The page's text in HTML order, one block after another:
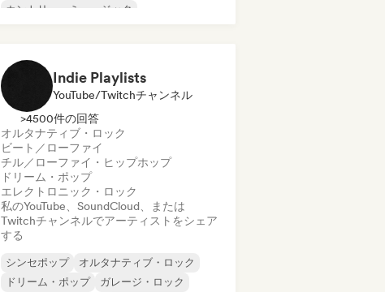
カントリー・ミュージック
ワールド・ポップ
Indie Playlists
YouTube/Twitchチャンネル
>4500件の回答
オルタナティブ・ロック
ビート／ローファイ
チル／ローファイ・ヒップホップ
ドリーム・ポップ
エレクトロニック・ロック
私のYouTube、SoundCloud、または
Twitchチャンネルでアーティストをシェア
する
シンセポップ
オルタナティブ・ロック
ドリーム・ポップ
ガレージ・ロック